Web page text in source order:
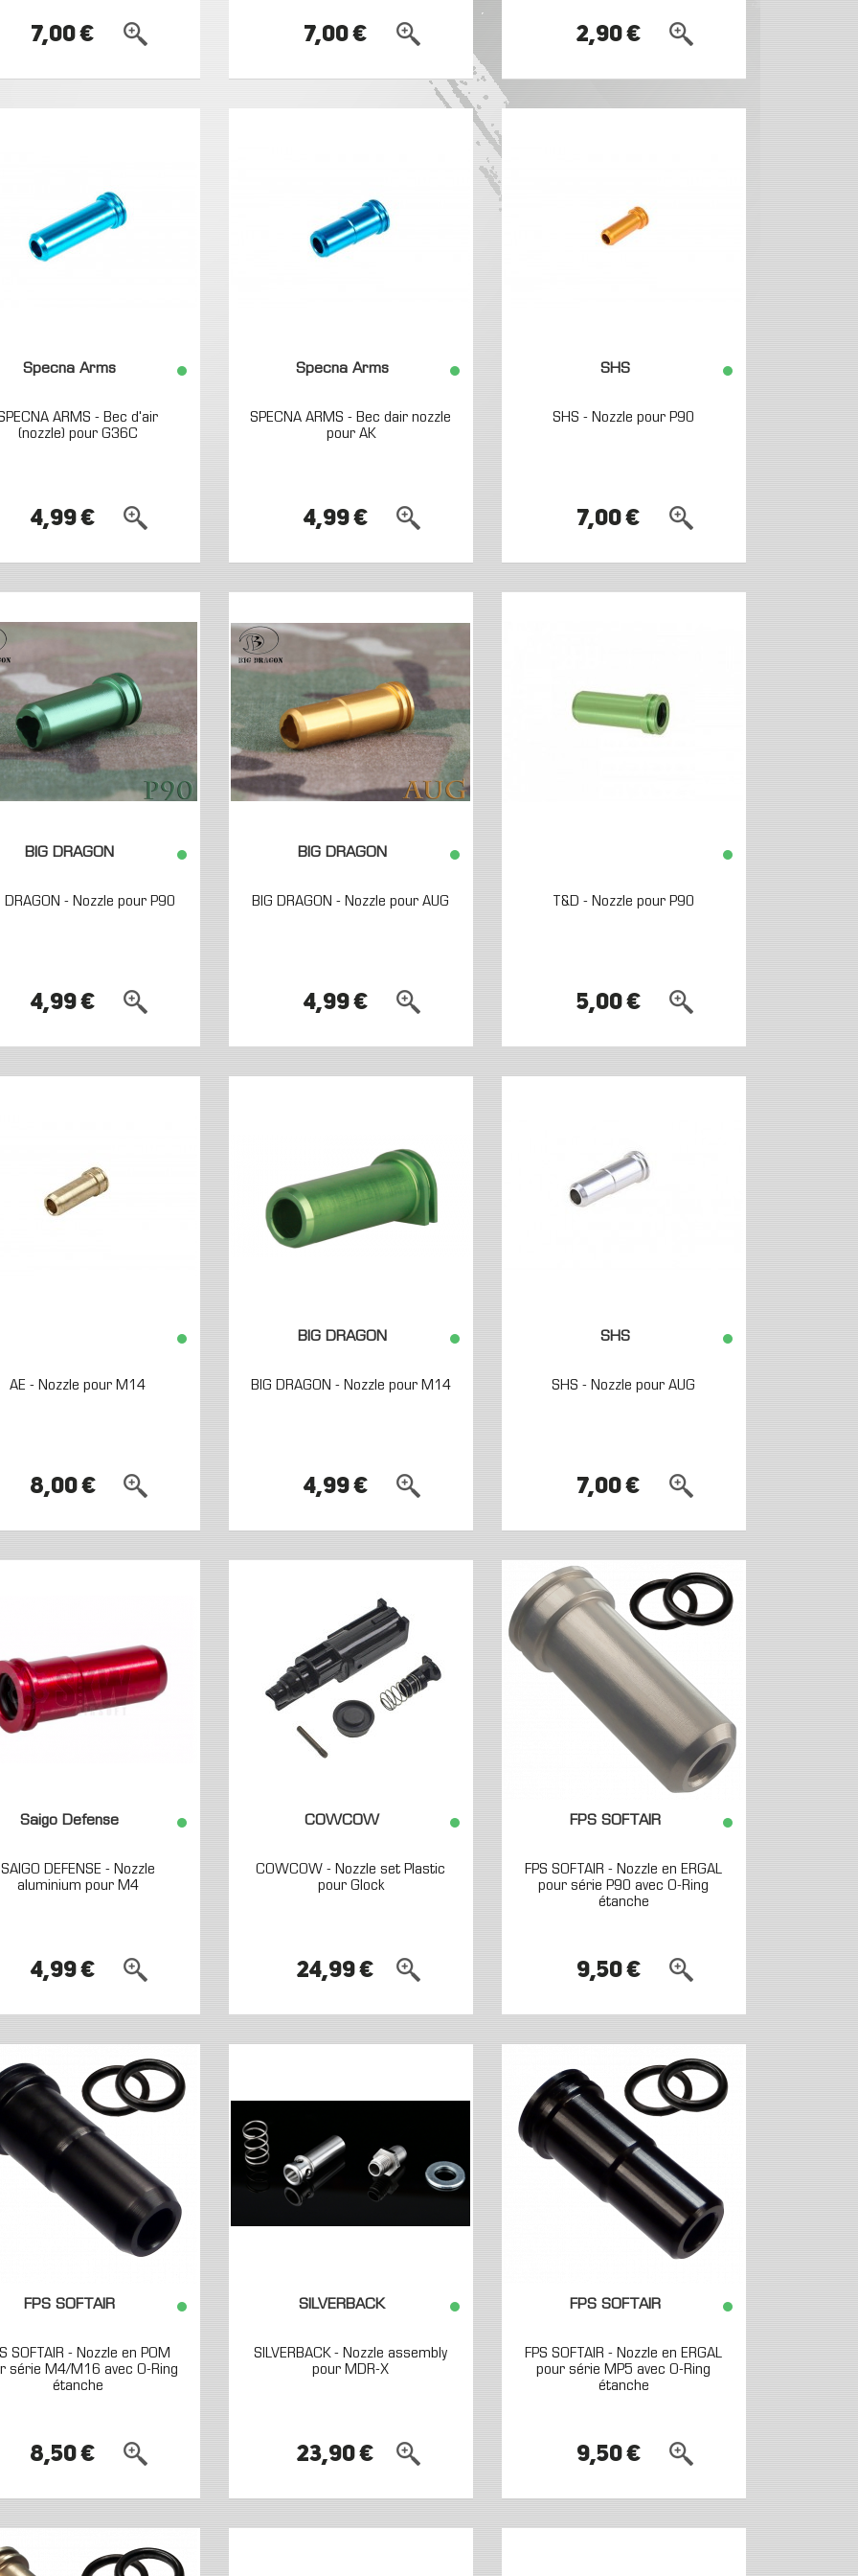
7,00 € 7,00 € 2,90 €
Specna Arms
ARMS - Bec d'air
(nozzle) pour G36C
4,99 €
Specna Arms
SPECNA ARMS - Bec dair nozzle
pour AK
4,99 €
SHS
SHS - Nozzle pour P90
7,00 €
BIG DRAGON
DRAGON - Nozzle pour P90
4,99 €
BIG DRAGON
BIG DRAGON - Nozzle pour AUG
4,99 €
T&D - Nozzle pour P90
5,00 €
AE - Nozzle pour M14
8,00 €
BIG DRAGON
BIG DRAGON - Nozzle pour M14
4,99 €
SHS
SHS - Nozzle pour AUG
7,00 €
Saigo Defense
SAIGO DEFENSE - Nozzle
aluminium pour M4
4,99 €
COWCOW
COWCOW - Nozzle set Plastic
pour Glock
24,99 €
FPS SOFTAIR
FPS SOFTAIR - Nozzle en ERGAL
pour série P90 avec O-Ring
étanche
9,50 €
FPS SOFTAIR
SOFTAIR - Nozzle en POM
série M4/M16 avec O-Ring
étanche
8,50 €
SILVERBACK
SILVERBACK - Nozzle assembly
pour MDR-X
23,90 €
FPS SOFTAIR
FPS SOFTAIR - Nozzle en ERGAL
pour série MP5 avec O-Ring
étanche
9,50 €